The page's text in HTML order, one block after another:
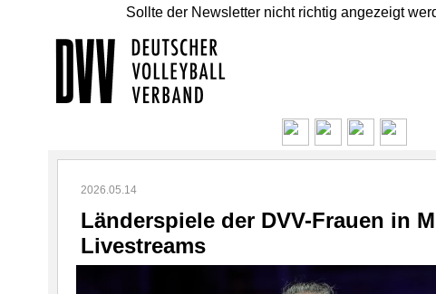
Sollte der Newsletter nicht richtig angezeigt
2026.05.14
Länderspiele der DVV-Frauen in
Livestreams